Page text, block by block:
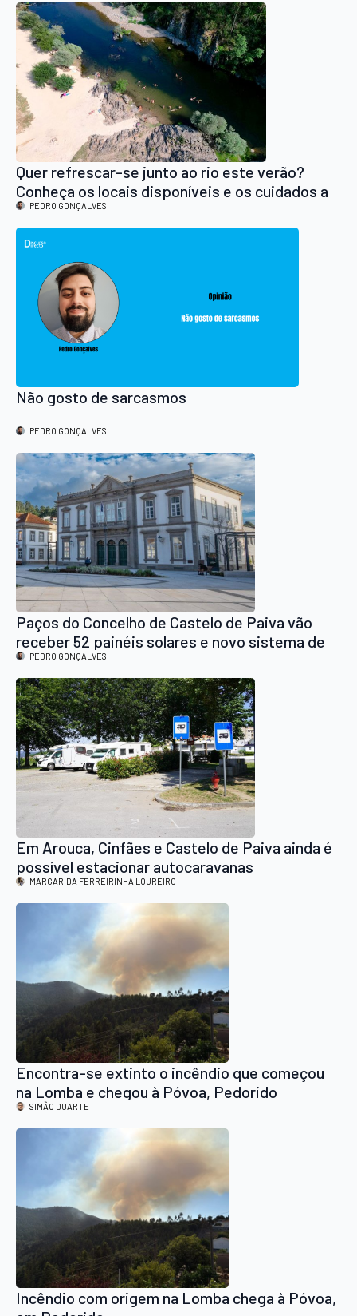
Quer refrescar-se junto ao rio este verão?
Conheça os locais disponíveis e os cuidados a
terPEDRO GONÇALVES
Não gosto de sarcasmos
PEDRO GONÇALVES
Paços do Concelho de Castelo de Paiva vão
receber 52 painéis solares e novo sistema de
climatização
PEDRO GONÇALVES
Em Arouca, Cinfães e Castelo de Paiva ainda é
possível estacionar autocaravanas
gratuitamente
MARGARIDA FERREIRINHA LOUREIRO
Encontra-se extinto o incêndio que começou
na Lomba e chegou à Póvoa, Pedorido
SIMÃO DUARTE
Incêndio com origem na Lomba chega à Póvoa,